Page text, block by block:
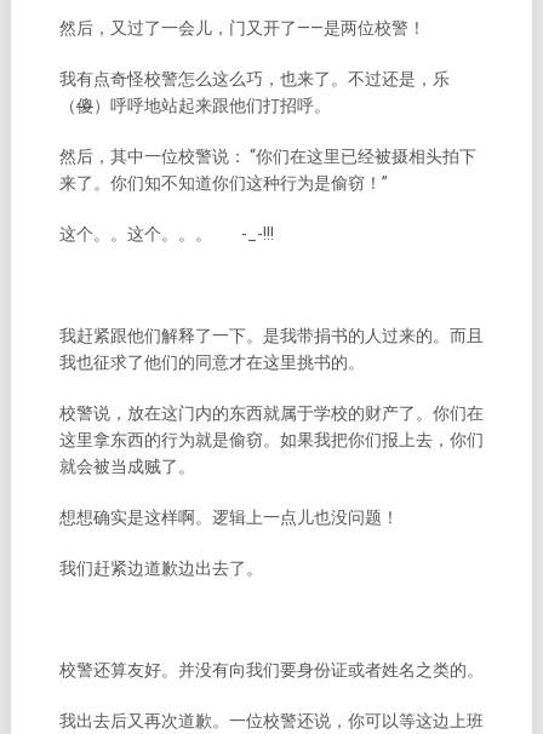
然后，又过了一会儿，门又开了——是两位校警！
我有点奇怪校警怎么这么巧，也来了。不过还是，乐
（傻）呼呼地站起来跟他们打招呼。
然后，其中一位校警说： “你们在这里已经被摄相头拍下
来了。你们知不知道你们这种行为是偷窃！”
这个。。这个。。。 -_-!!!
我赶紧跟他们解释了一下。是我带捐书的人过来的。而且
我也征求了他们的同意才在这里挑书的。
校警说，放在这门内的东西就属于学校的财产了。你们在
这里拿东西的行为就是偷窃。如果我把你们报上去，你们
就会被当成贼了。
想想确实是这样啊。逻辑上一点儿也没问题！
我们赶紧边道歉边出去了。
校警还算友好。并没有向我们要身份证或者姓名之类的。
我出去后又再次道歉。一位校警还说，你可以等这边上班